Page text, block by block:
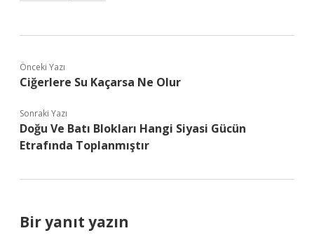
Önceki Yazı
Ciğerlere Su Kaçarsa Ne Olur
Sonraki Yazı
Doğu Ve Batı Blokları Hangi Siyasi Gücün
Etrafında Toplanmıştır
Bir yanıt yazın